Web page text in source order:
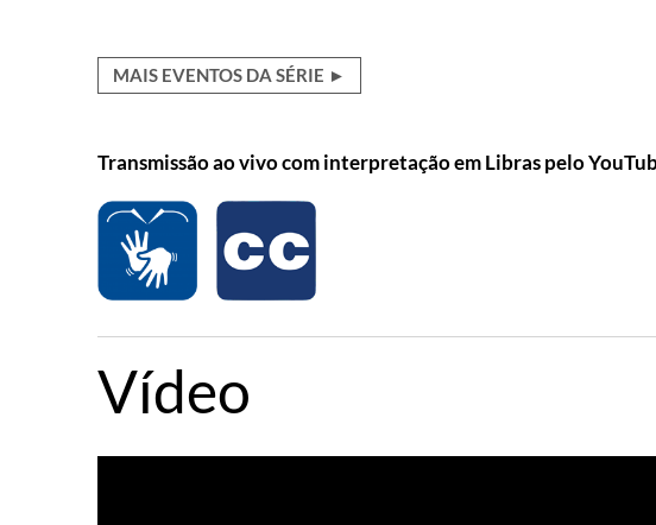
MAIS EVENTOS DA SÉRIE ►
Transmissão ao vivo com interpretação em Libras pelo
Vídeo